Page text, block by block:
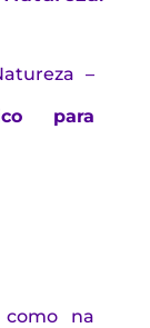
–
para
na